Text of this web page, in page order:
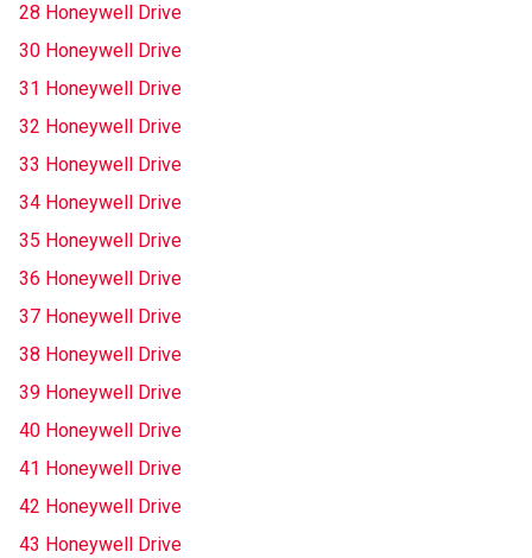
28 Honeywell Drive
30 Honeywell Drive
31 Honeywell Drive
32 Honeywell Drive
33 Honeywell Drive
34 Honeywell Drive
35 Honeywell Drive
36 Honeywell Drive
37 Honeywell Drive
38 Honeywell Drive
39 Honeywell Drive
40 Honeywell Drive
41 Honeywell Drive
42 Honeywell Drive
43 Honeywell Drive